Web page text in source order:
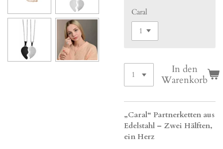
Caral
In den
Warenkorb
„Caral“ Partnerketten aus
Edelstahl – Zwei Hälften,
ein Herz